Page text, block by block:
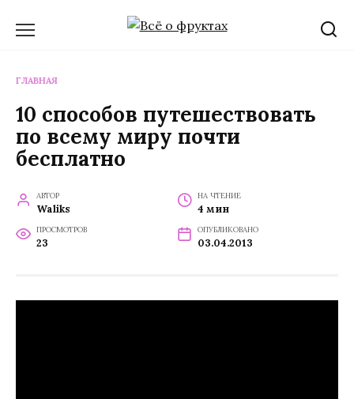
ГЛАВНАЯ
10 способов путешествовать
по всему миру почти
бесплатно
АВТОР
Waliks
НА ЧТЕНИЕ
4 мин
ПРОСМОТРОВ
23
ОПУБЛИКОВАНО
03.04.2013